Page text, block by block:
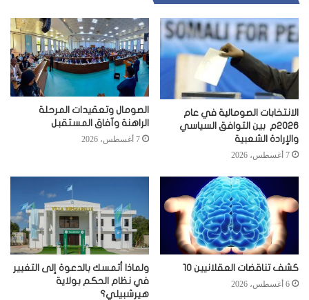
الانتخابات الصومالية في عام
2026م بين التوافق السياسي
والإرادة الشعبية
7 أغسطس، 2026
الصومال وتعقيدات المرحلة
الراهنة وآفاق المستقبل
7 أغسطس، 2026
كشف تناقضات العقلانيين 10
6 أغسطس، 2026
ولماذا أتمسك بالدعوة إلى التغيير
في نظام الحكم بولاية
هيرشبيلي؟